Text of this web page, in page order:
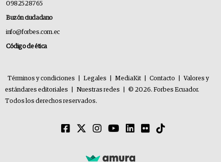
0982528765
Buzón ciudadano
info@forbes.com.ec
Código de ética
Términos y condiciones Legales MediaKit Contacto
Valores y
estándares editoriales
Nuestras redes
© 2026. Forbes Ecuador.
Todos los derechos reservados.